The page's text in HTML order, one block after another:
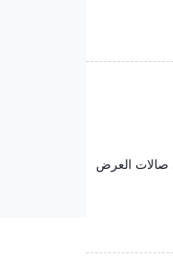
صالات العرض